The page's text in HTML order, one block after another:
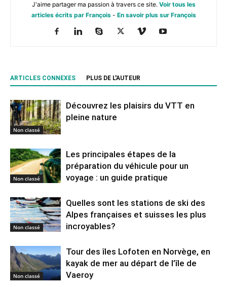
J'aime partager ma passion à travers ce site. Voir tous les
articles écrits par François- En savoir plus sur François
ARTICLES CONNEXES PLUS DE L'AUTEUR
Non classé
Découvrez les plaisirs du VTT en
pleine nature
Non classé
Les principales étapes de la
préparation du véhicule pour un
voyage : un guide pratique
Non classé
Quelles sont les stations de ski des
Alpes françaises et suisses les plus
incroyables?
Non classé
Tour des îles Lofoten en Norvège, en
kayak de mer au départ de l’île de
Vaeroy